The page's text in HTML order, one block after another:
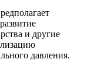
и другие
давления.